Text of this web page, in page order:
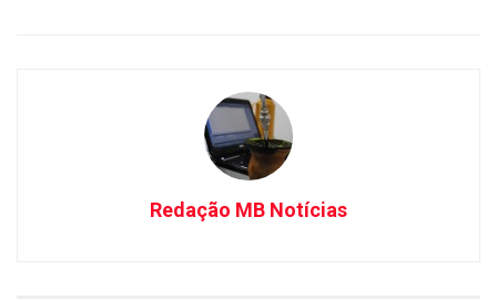
Redação MB Notícias